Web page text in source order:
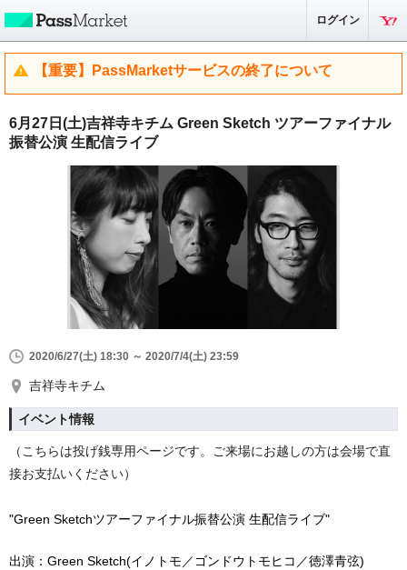
ログイン
【重要】PassMarketサービスの終了について
6月27日(土)吉祥寺キチム Green Sketch ツアーファイナル
振替公演 生配信ライブ
2020/6/27(土) 18:30 ～ 2020/7/4(土) 23:59
吉祥寺キチム
イベント情報
（こちらは投げ銭専用ページです。ご来場にお越しの方は会場で直
接お支払いください）
"Green Sketchツアーファイナル振替公演 生配信ライブ"
出演：Green Sketch(イノトモ／ゴンドウトモヒコ／徳澤青弦)